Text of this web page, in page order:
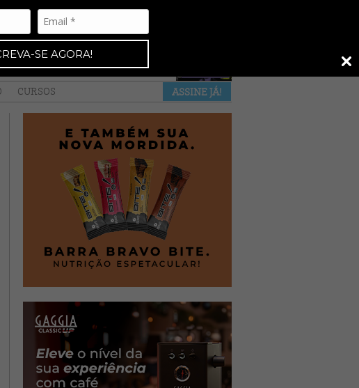
SE AGORA!
•NAS BANCAS
ASSINE JÁ!
CURSOS